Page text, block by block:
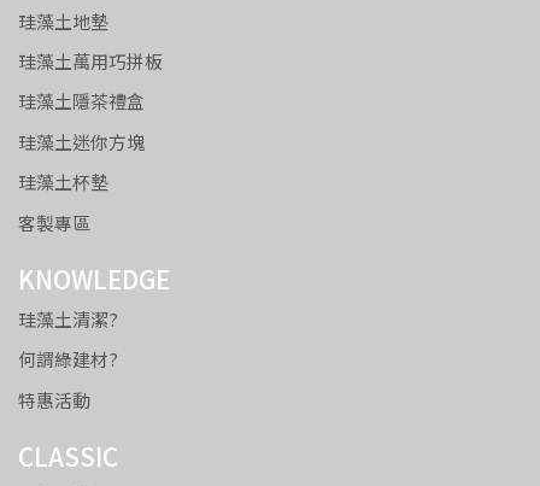
珪藻土地墊
珪藻土萬用巧拼板
珪藻土隱茶禮盒
珪藻土迷你方塊
珪藻土杯墊
客製專區
KNOWLEDGE
珪藻土清潔?
何謂綠建材?
特惠活動
CLASSIC